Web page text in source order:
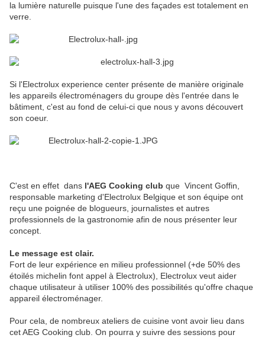
la lumière naturelle puisque l'une des façades est totalement en
verre.
Si l'Electrolux experience center présente de manière originale
les appareils électroménagers du groupe dès l'entrée dans le
bâtiment, c'est au fond de celui-ci que nous y avons découvert
son coeur.
C'est en effet dans l'AEG Cooking club que Vincent Goffin,
responsable marketing d'Electrolux Belgique et son équipe ont
reçu une poignée de blogueurs, journalistes et autres
professionnels de la gastronomie afin de nous présenter leur
concept.
Le message est clair.
Fort de leur expérience en milieu professionnel (+de 50% des
étoilés michelin font appel à Electrolux), Electrolux veut aider
chaque utilisateur à utiliser 100% des possibilités qu'offre chaque
appareil électroménager.
Pour cela, de nombreux ateliers de cuisine vont avoir lieu dans
cet AEG Cooking club. On pourra y suivre des sessions pour